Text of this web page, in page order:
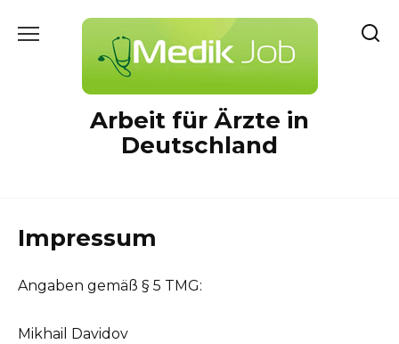
Arbeit für Ärzte in
Deutschland
Impressum
Angaben gemäß § 5 TMG:
Mikhail Davidov